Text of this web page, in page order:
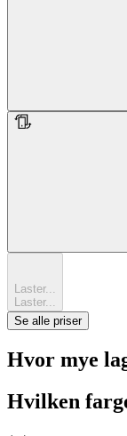
Laster...
Laster...
Se alle priser
Hvor mye
Hvilken